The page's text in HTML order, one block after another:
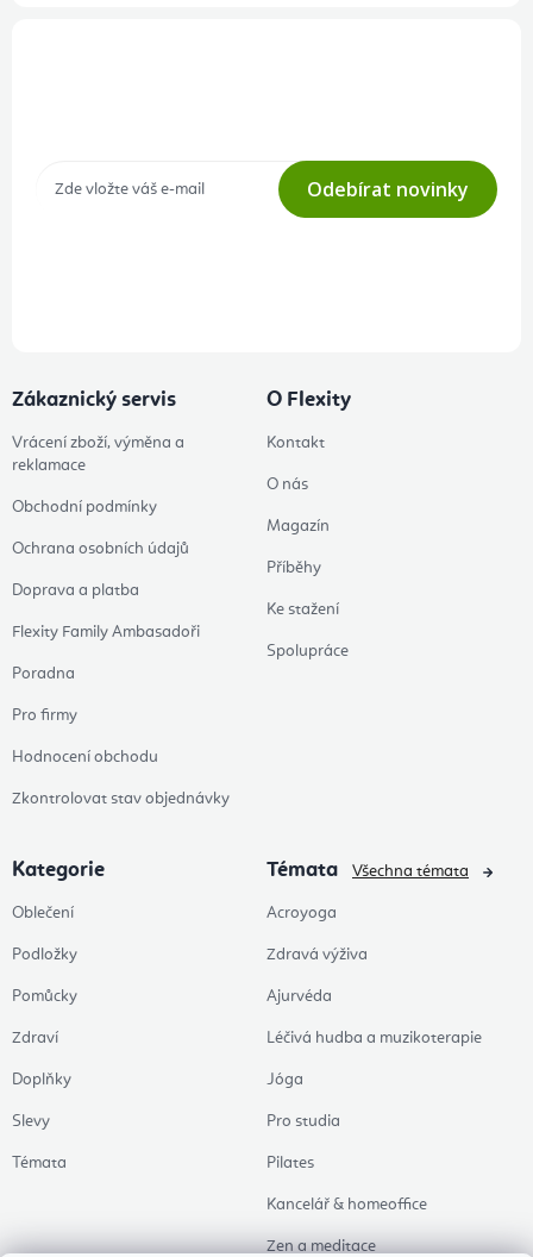
Odebírat novinky
Zákaznický servis
Vrácení zboží, výměna a
reklamace
Obchodní podmínky
Ochrana osobních údajů
Doprava a platba
Flexity Family Ambasadoři
Poradna
Pro firmy
Hodnocení obchodu
Zkontrolovat stav objednávky
O Flexity
Kontakt
O nás
Magazín
Příběhy
Ke stažení
Spolupráce
Kategorie
Oblečení
Podložky
Pomůcky
Zdraví
Doplňky
Slevy
Témata
Témata
Acroyoga
Zdravá výživa
Ajurvéda
Léčivá hudba a muzikoterapie
Jóga
Pro studia
Pilates
Kancelář & homeoffice
Zen a meditace
Všechna témata